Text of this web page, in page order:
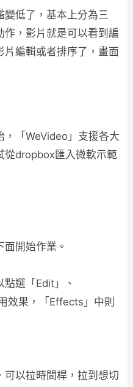
變低了，基本上分為三
作，影片就是可以看到編
編輯或者排序了，畫面
「WeVideo」支援各大
從dropbox匯入微軟示範
開始作業。
選「Edit」、
效果，「Effects」中則
以拉時間桿，拉到想切